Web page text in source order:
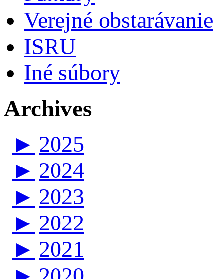
Verejné obstarávanie
ISRU
Iné súbory
Archives
► 2025
► 2024
► 2023
► 2022
► 2021